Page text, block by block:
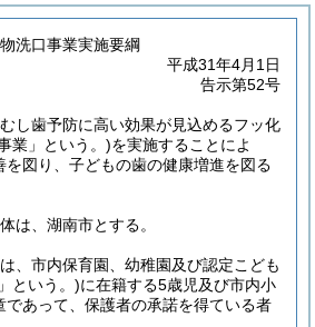
洗口事業実施要綱
平成31年4月1日
告示第52号
し歯予防に高い効果が見込めるフッ化
業」という。)を実施することによ
を図り、子どもの歯の健康増進を図る
は、湖南市とする。
、市内保育園、幼稚園及び認定こども
という。)に在籍する5歳児及び市内小
であって、保護者の承諾を得ている者